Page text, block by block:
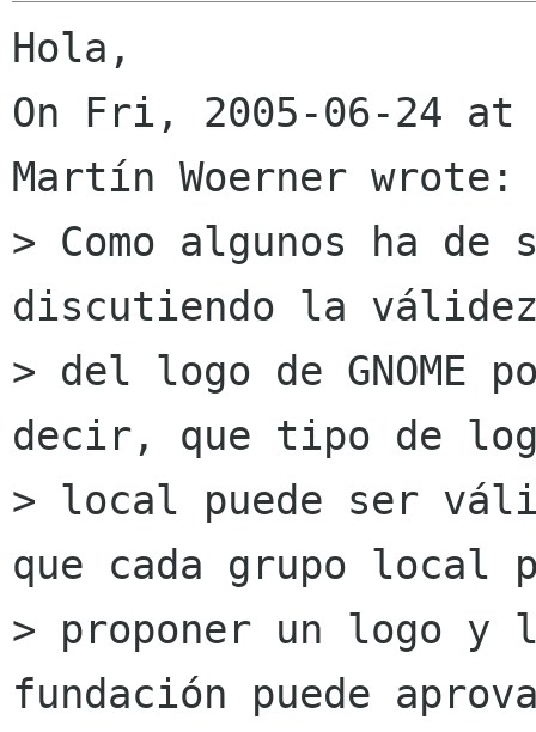
Hola,
On Fri, 2005-06-24 at
Martín Woerner wrote:
> Como algunos ha
discutiendo la
> del logo de
decir, que tipo de
> local puede ser
que cada grupo local
> proponer un logo
fundación puede